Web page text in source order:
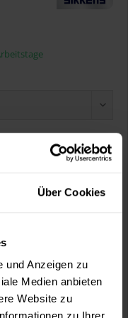
Über Cookies
und Anzeigen zu
Medien anbieten
Website zu
Warenkorb